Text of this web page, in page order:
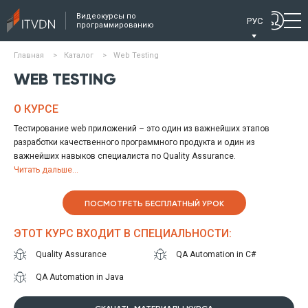
Видеокурсы по
программированию
РУС
Главная > Каталог > Web Testing
WEB TESTING
О КУРСЕ
Тестирование web приложений – это один из важнейших этапов
разработки качественного программного продукта и один из
важнейших навыков специалиста по Quality Assurance.
Курс Web Testing раскрывает особенности и нюансы работы QA
архитектура Web приложений, применение повседневных
инструментов тестирования (Chrome Developer Tools, Fiddler и др) и
IDE, доступные специалистам по мануальному тестированию. Вы
познакомитесь с технологиями и процессами Continuous Integration,
доставка), местом QA специалиста в этих процессах, разберете
Читать дальше...
ПОСМОТРЕТЬ БЕСПЛАТНЫЙ УРОК
ЭТОТ КУРС ВХОДИТ В СПЕЦИАЛЬНОСТИ:
Quality Assurance QA Automation in C#
QA Automation in Java